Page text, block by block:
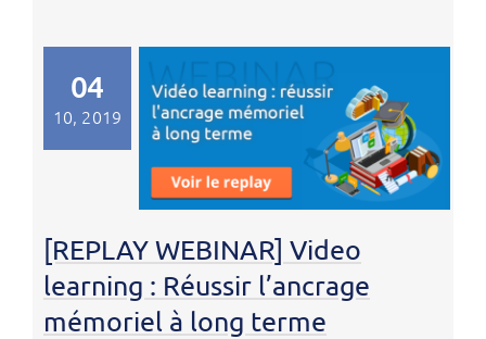
04
10, 2019
[REPLAY WEBINAR] Video
learning : Réussir l’ancrage
mémoriel à long terme